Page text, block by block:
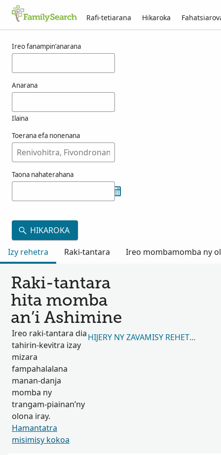
Rafi-tetiarana Hikaroka
Ireo fanampin’anarana
Anarana
Ilaina
Toerana efa nonenana
Taona nahaterahana
HIKAROKA
Izy rehetra
Raki-tantara Ireo mombamomba ny
Raki-tantara
hita momba
an’i Ashimine
Ireo raki-tantara dia
tahirin-kevitra izay
mizara
fampahalalana
manan-danja
momba ny
trangam-piainan’ny
olona iray.
Hamantatra
misimisy kokoa
HIJERY NY ZAVAMISY REHETRA